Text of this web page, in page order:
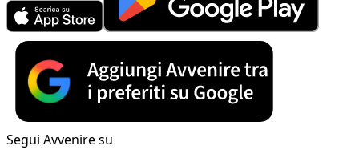
Segui Avvenire su